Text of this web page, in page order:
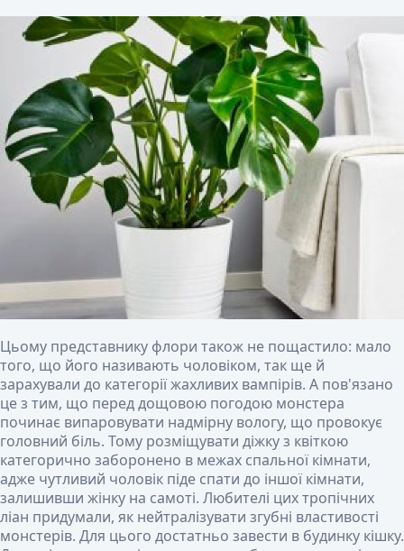
Цьому представнику флори також не пощастило: мало
того, що його називають чоловіком, так ще й
зарахували до категорії жахливих вампірів. А пов'язано
це з тим, що перед дощовою погодою монстера
починає випаровувати надмірну вологу, що провокує
головний біль. Тому розміщувати діжку з квіткою
категорично заборонено в межах спальної кімнати,
адже чутливий чоловік піде спати до іншої кімнати,
залишивши жінку на самоті. Любителі цих тропічних
ліан придумали, як нейтралізувати згубні властивості
монстерів. Для цього достатньо завести в будинку кішку.